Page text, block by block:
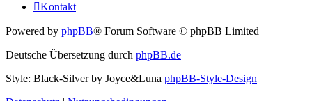
Kontakt
Powered by phpBB® Forum Software © phpBB Limited
Deutsche Übersetzung durch phpBB.de
Style: Black-Silver by Joyce&Luna phpBB-Style-Design